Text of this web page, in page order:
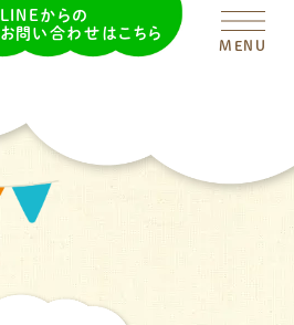
LINEからの
お問い合わせはこちら
MENU